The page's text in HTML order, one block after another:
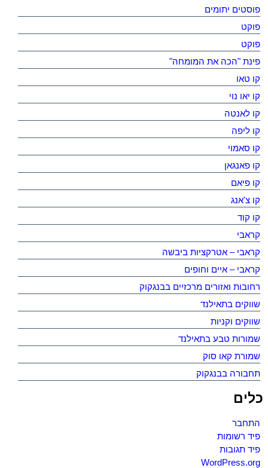
פוסטים יתומים
פוקט
פוקט
פינת "הכה את המומחה"
קו טאו
קו יאו נוי
קו לאנטה
קו ליפה
קו סאמוי
קו פאנגאן
קו פיאם
קו צ'אנג
קו קוד
קראבי
קראבי – אטרקציות ביבשה
קראבי – איים וחופים
רחובות ואזורים מרכזיים בבנגקוק
שווקים בתאילנד
שווקים וקניות
שמורות טבע בתאילנד
שמורת קאו סוק
תחבורה בבנגקוק
כלים
התחבר
פיד רשומות
פיד תגובות
WordPress.org